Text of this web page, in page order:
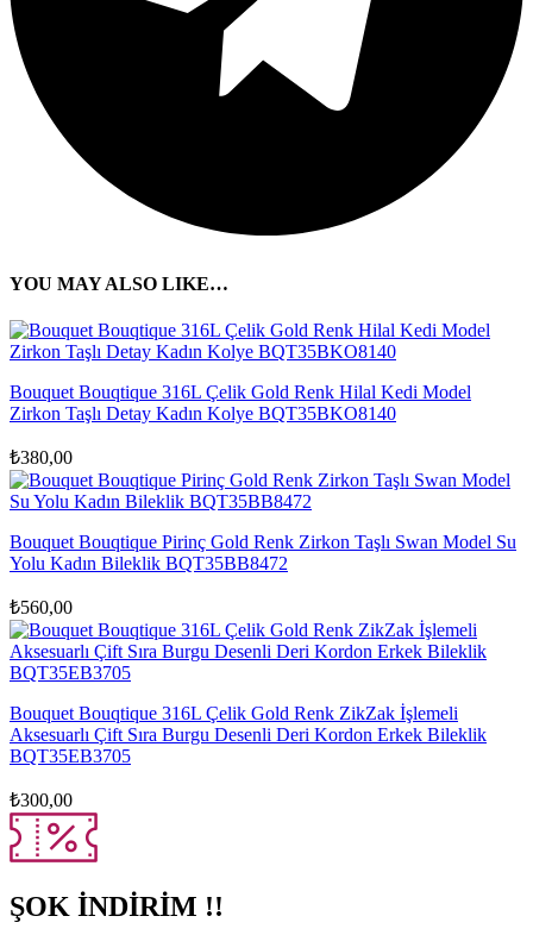
YOU MAY ALSO LIKE…
Bouquet Bouqtique 316L Çelik Gold Renk Hilal Kedi Model
Zirkon Taşlı Detay Kadın Kolye BQT35BKO8140
₺380,00
Bouquet Bouqtique Pirinç Gold Renk Zirkon Taşlı Swan Model Su
Yolu Kadın Bileklik BQT35BB8472
₺560,00
Bouquet Bouqtique 316L Çelik Gold Renk ZikZak İşlemeli
Aksesuarlı Çift Sıra Burgu Desenli Deri Kordon Erkek Bileklik
BQT35EB3705
₺300,00
ŞOK İNDİRİM !!